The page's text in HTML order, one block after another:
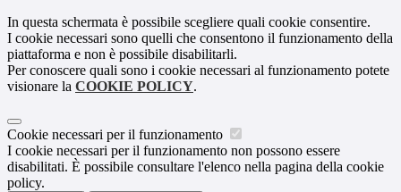
In questa schermata è possibile scegliere quali cookie consentire.
I cookie necessari sono quelli che consentono il funzionamento della
piattaforma e non è possibile disabilitarli.
Per conoscere quali sono i cookie necessari al funzionamento potete
visionare la COOKIE POLICY.
Cookie necessari per il funzionamento
I cookie necessari per il funzionamento non possono essere
disabilitati. È possibile consultare l'elenco nella pagina della cookie
policy.